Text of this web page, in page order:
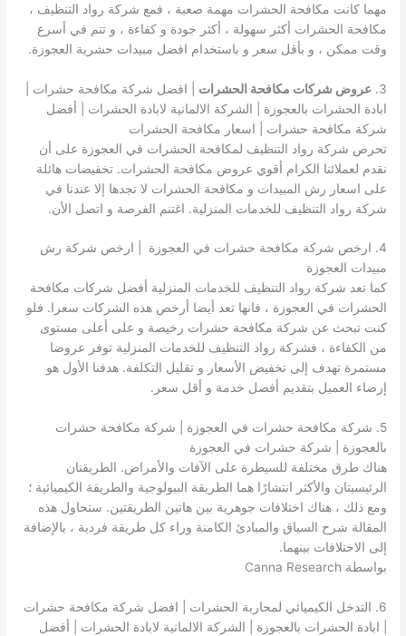
مهما كانت مكافحة الحشرات مهمة صعبة ، فمع شركة رواد التنظيف ،
مكافحة الحشرات أكثر سهولة ، أكثر جودة و كفاءة ، و تتم في أسرع
وقت ممكن ، و بأقل سعر و باستخدام افضل مبيدات حشرية العجوزة.
3. عروض شركات مكافحة الحشرات | افضل شركة مكافحة حشرات |
ابادة الحشرات بالعجوزة | الشركة الالمانية لابادة الحشرات | أفضل
شركة مكافحة حشرات | اسعار مكافحة الحشرات
تحرص شركة رواد التنظيف لمكافحة الحشرات في العجوزة على أن
نقدم لعملائنا الكرام أقوي عروض مكافحة الحشرات. تخفيضات هائلة
على اسعار رش المبيدات و مكافحة الحشرات لا تجدها إلا عندنا في
شركة رواد التنظيف للخدمات المنزلية. اغتنم الفرصة و اتصل الأن.
4. ارخص شركة مكافحة حشرات في العجوزة | ارخص شركة رش
مبيدات العجوزة
كما تعد شركة رواد التنظيف للخدمات المنزلية أفضل شركات مكافحة
الحشرات في العجوزة ، فانها تعد أيضا أرخص هذه الشركات سعرا. فلو
كنت تبحث عن شركة مكافحة حشرات رخيصة و على أعلى مستوى
من الكفاءة ، فشركة رواد التنظيف للخدمات المنزلية توفر عروضا
مستمرة تهدف إلى تخفيض الأسعار و تقليل التكلفة. هدفنا الأول هو
إرضاء العميل بتقديم أفضل خدمة و أقل سعر.
5. شركة مكافحة حشرات في العجوزة | شركة مكافحة حشرات
بالعجوزة | شركة حشرات في العجوزة
هناك طرق مختلفة للسيطرة على الآفات والأمراض. الطريقتان
الرئيسيتان والأكثر انتشارًا هما الطريقة البيولوجية والطريقة الكيميائية ؛
ومع ذلك ، هناك اختلافات جوهرية بين هاتين الطريقتين. ستحاول هذه
المقالة شرح السياق والمبادئ الكامنة وراء كل طريقة فردية ، بالإضافة
إلى الاختلافات بينهما.
بواسطة Canna Research
6. التدخل الكيميائي لمحاربة الحشرات | افضل شركة مكافحة حشرات
| ابادة الحشرات بالعجوزة | الشركة الالمانية لابادة الحشرات | أفضل